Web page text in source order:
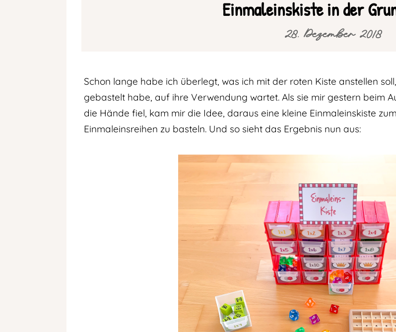
Einmaleinskiste in der
28. Dezember 2018
Schon lange habe ich überlegt, was ich mit der roten Kiste anstellen
gebastelt habe, auf ihre Verwendung wartet. Als sie mir gestern beim
die Hände fiel, kam mir die Idee, daraus eine kleine Einmaleinskiste
Einmaleinsreihen zu basteln. Und so sieht das Ergebnis nun aus: